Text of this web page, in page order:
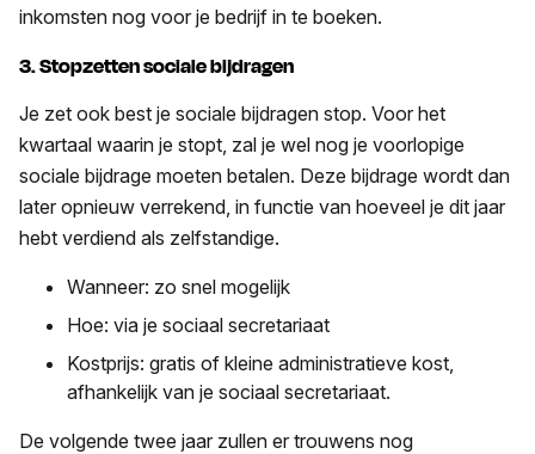
inkomsten nog voor je bedrijf in te boeken.
3. Stopzetten sociale bijdragen
Je zet ook best je sociale bijdragen stop. Voor het
kwartaal waarin je stopt, zal je wel nog je voorlopige
sociale bijdrage moeten betalen. Deze bijdrage wordt dan
later opnieuw verrekend, in functie van hoeveel je dit jaar
hebt verdiend als zelfstandige.
Wanneer: zo snel mogelijk
Hoe: via je sociaal secretariaat
Kostprijs: gratis of kleine administratieve kost,
afhankelijk van je sociaal secretariaat.
De volgende twee jaar zullen er trouwens nog